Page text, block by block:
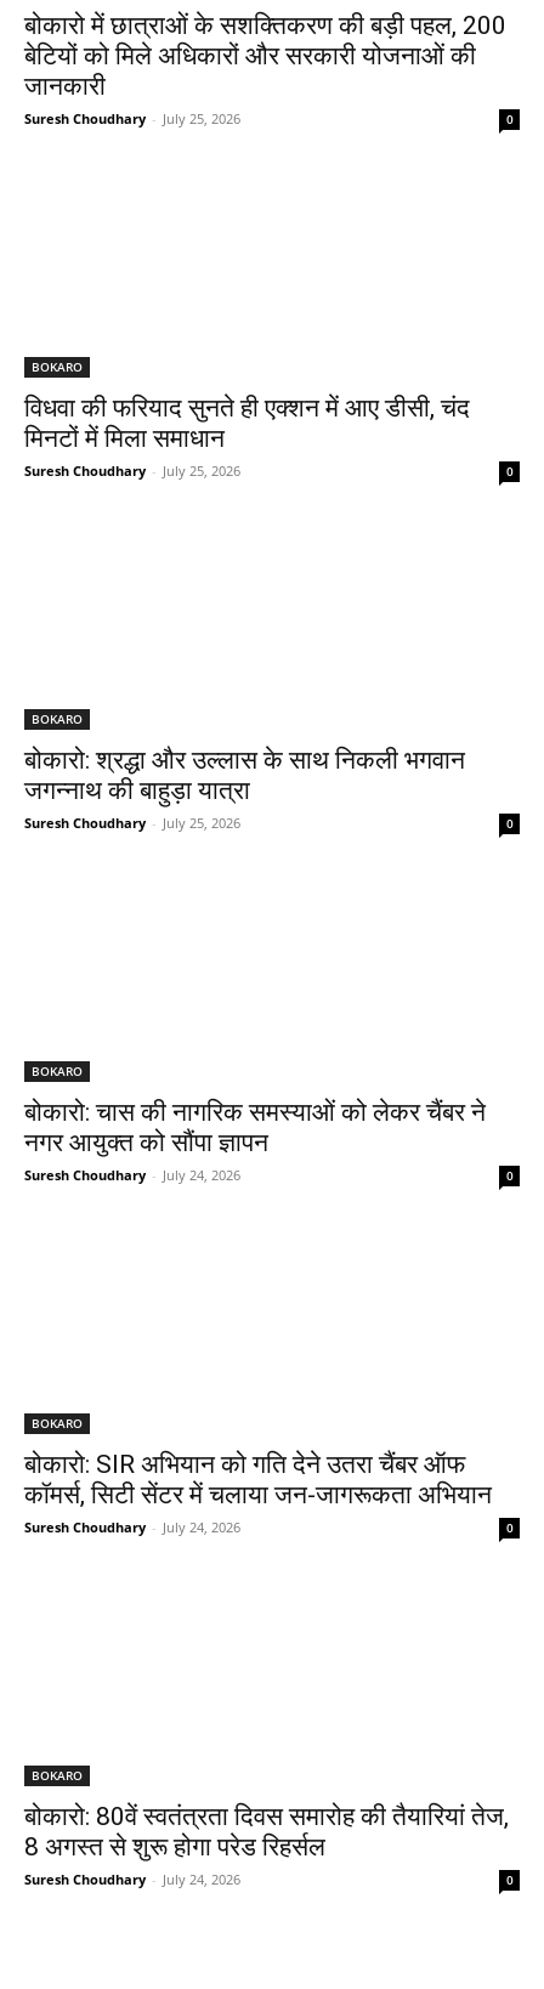
बोकारो में छात्राओं के सशक्तिकरण की बड़ी पहल, 200
बेटियों को मिले अधिकारों और सरकारी योजनाओं की
जानकारी
Suresh Choudhary - July 25, 2026 0
BOKARO
विधवा की फरियाद सुनते ही एक्शन में आए डीसी, चंद
मिनटों में मिला समाधान
Suresh Choudhary - July 25, 2026 0
BOKARO
बोकारो: श्रद्धा और उल्लास के साथ निकली भगवान
जगन्नाथ की बाहुड़ा यात्रा
Suresh Choudhary - July 25, 2026 0
BOKARO
बोकारो: चास की नागरिक समस्याओं को लेकर चैंबर ने
नगर आयुक्त को सौंपा ज्ञापन
Suresh Choudhary - July 24, 2026 0
BOKARO
बोकारो: SIR अभियान को गति देने उतरा चैंबर ऑफ
कॉमर्स, सिटी सेंटर में चलाया जन-जागरूकता अभियान
Suresh Choudhary - July 24, 2026 0
BOKARO
बोकारो: 80वें स्वतंत्रता दिवस समारोह की तैयारियां तेज,
8 अगस्त से शुरू होगा परेड रिहर्सल
Suresh Choudhary - July 24, 2026 0